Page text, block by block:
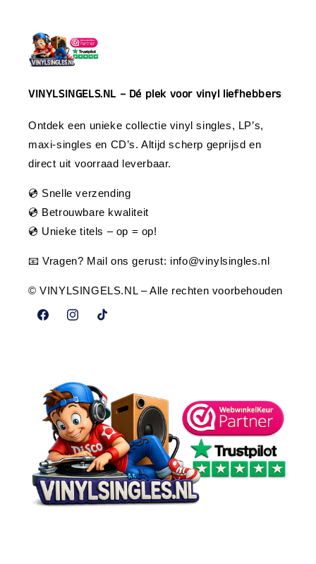
VINYLSINGELS.NL – Dé plek voor vinyl liefhebbers
Ontdek een unieke collectie vinyl singles, LP’s,
maxi-singles en CD’s. Altijd scherp geprijsd en
direct uit voorraad leverbaar.
💿 Snelle verzending
💿 Betrouwbare kwaliteit
💿 Unieke titels – op = op!
📧 Vragen? Mail ons gerust: info@vinylsingles.nl
© VINYLSINGELS.NL – Alle rechten voorbehouden
FacebookInstagramTikTok